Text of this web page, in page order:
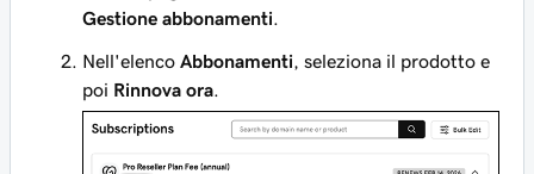
Gestione abbonamenti
Nell'elenco Abbonamenti , seleziona il prodotto e
poi Rinnova ora